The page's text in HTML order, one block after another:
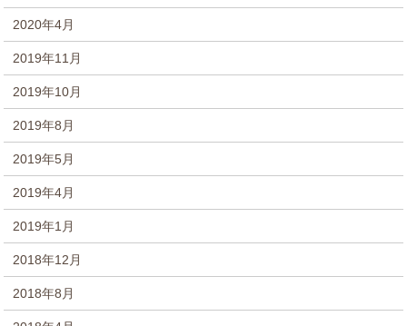
2020年4月
2019年11月
2019年10月
2019年8月
2019年5月
2019年4月
2019年1月
2018年12月
2018年8月